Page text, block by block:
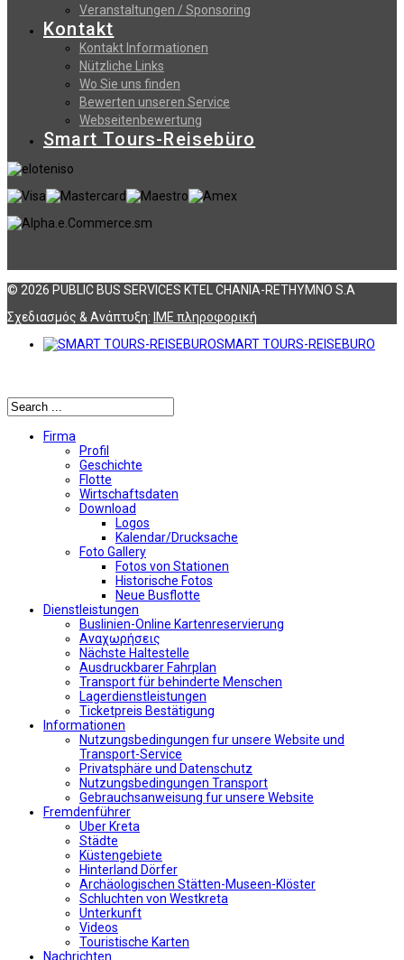
Veranstaltungen / Sponsoring
Kontakt
Kontakt Informationen
Nützliche Links
Wo Sie uns finden
Bewerten unseren Service
Webseitenbewertung
Smart Tours-Reisebüro
© 2026 PUBLIC BUS SERVICES KTEL CHANIA-RETHYMNO S.A
Σχεδιασμός & Ανάπτυξη: ΙΜΕ πληροφορική
SMART TOURS-REISEBURO
Firma
Profil
Geschichte
Flotte
Wirtschaftsdaten
Download
Logos
Kalendar/Drucksache
Foto Gallery
Fotos von Stationen
Historische Fotos
Neue Busflotte
Dienstleistungen
Buslinien-Online Kartenreservierung
Αναχωρήσεις
Nächste Haltestelle
Αusdruckbarer Fahrplan
Transport für behinderte Menschen
Lagerdienstleistungen
Ticketpreis Bestätigung
Informationen
Nutzungsbedingungen fur unsere Website und
Transport-Service
Privatsphäre und Datenschutz
Nutzungsbedingungen Transport
Gebrauchsanweisung fur unsere Website
Fremdenführer
Uber Kreta
Städte
Küstengebiete
Hinterland Dörfer
Archäologischen Stätten-Museen-Klöster
Schluchten von Westkreta
Unterkunft
Videos
Touristische Karten
Nachrichten